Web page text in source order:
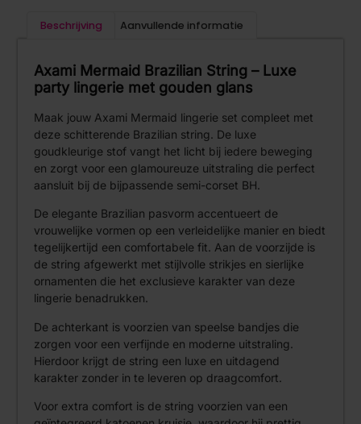
Beschrijving Aanvullende informatie
Axami Mermaid Brazilian String – Luxe
party lingerie met gouden glans
Maak jouw Axami Mermaid lingerie set compleet met
deze schitterende Brazilian string. De luxe
goudkleurige stof vangt het licht bij iedere beweging
en zorgt voor een glamoureuze uitstraling die perfect
aansluit bij de bijpassende semi-corset BH.
De elegante Brazilian pasvorm accentueert de
vrouwelijke vormen op een verleidelijke manier en biedt
tegelijkertijd een comfortabele fit. Aan de voorzijde is
de string afgewerkt met stijlvolle strikjes en sierlijke
ornamenten die het exclusieve karakter van deze
lingerie benadrukken.
De achterkant is voorzien van speelse bandjes die
zorgen voor een verfijnde en moderne uitstraling.
Hierdoor krijgt de string een luxe en uitdagend
karakter zonder in te leveren op draagcomfort.
Voor extra comfort is de string voorzien van een